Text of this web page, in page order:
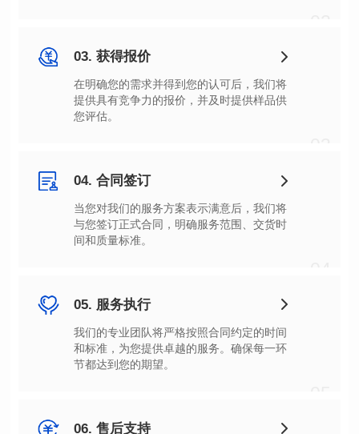
03. 获得报价
您评估。
04. 合同签订
间和质量标准。
05. 服务执行
节都达到您的期望。
06. 售后支持